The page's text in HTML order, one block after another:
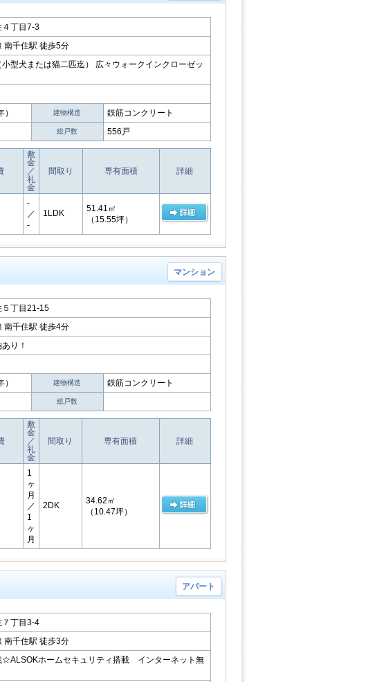
丁目7-3
南千住駅 徒歩5分
型犬または猫二匹迄） 広々ウォークインクローゼッ
建物構造 鉄筋コンクリート
総戸数 556戸
敷
金
／
礼
金
間取り 専有面積 詳細
-
／
-
1LDK
51.41㎡
（15.55坪）
マンション
５丁目21-15
南千住駅 徒歩4分
り！
建物構造 鉄筋コンクリート
総戸数
敷
金
／
礼
金
間取り 専有面積 詳細
1
ヶ
月
／
1
ヶ
月
2DK
34.62㎡
（10.47坪）
アパート
丁目3-4
南千住駅 徒歩3分
☆ALSOKホームセキュリティ搭載 インターネット無